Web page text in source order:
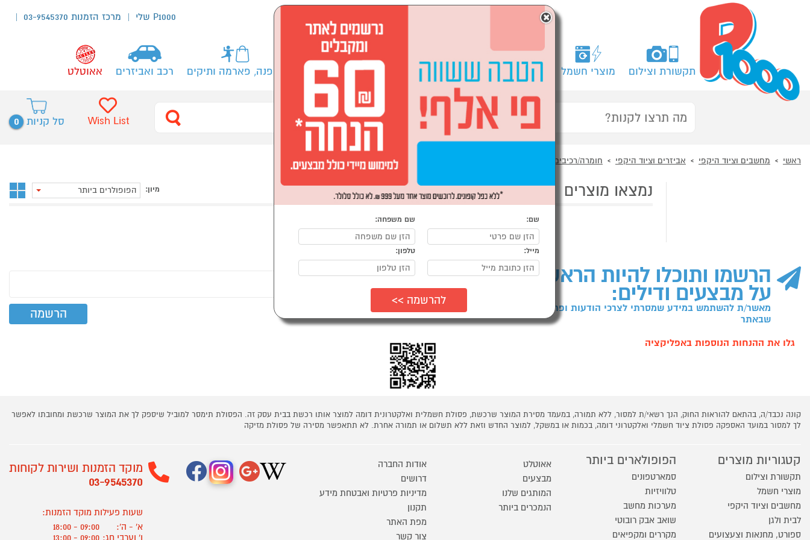
P1000 שלי מרכז הזמנות 03-9545370
תקשורת וצילום מוצרי חשמל מחשבים וציוד היקפי לבית ולגן ספורט, מחנאות וילדים אופנה, פארמה ותיקים רכב ואביזרים אאוטלט
סל קניות 0 Wish List
ראשי מחשבים וציוד היקפי אביזרים וציוד היקפי חומרה/רכיבים למחשב
נמצאו מוצרים מיון: הפופולרים ביותר
הרשמו ותוכלו להיות הראשונים לדעת
על מבצעים ודילים:
מאשר/ת להשתמש במידע שמסרתי לצרכי הודעות ופרסומות כמפורט בתקנון
שבאתר
גלו את ההנחות הנוספות באפליקציה
קונה נכבד/ה, בהתאם להוראות החוק, הנך רשאי/ת למסור, ללא תמורה, במעמד מסירת המוצר שרכשת, פסולת חשמלית ואלקטרונית דומה למוצר אותו רכשת בבית עסק זה. הפסולת תימסר למוביל שיספק לך את המוצר שרכשת ומחובתו לאפשר
לך למסור במועד האספקה פסולת ציוד חשמלי ואלקטרוני דומה, בכמות או במשקל, למוצר החדש וזאת ללא תשלום או תמורה אחרת. לא תתאפשר מסירה של פסולת מזיקה
קטגוריות מוצרים
תקשורת וצילום
מוצרי חשמל
מחשבים וציוד היקפי
לבית ולגן
ספורט, מחנאות וצעצועים
הפופולארים ביותר
סמארטפונים
טלוויזיות
מערכות מחשב
שואב אבק רובוטי
מקררים ומקפיאים
אאוטלט
מבצעים
המותגים שלנו
הנמכרים ביותר
אודות החברה
דרושים
מדיניות פרטיות ואבטחת מידע
תקנון
מפת האתר
צור קשר
מוקד הזמנות ושירות לקוחות
03-9545370
שעות פעילות מוקד הזמנות:
א' - ה':
09:00 - 18:00
ו' וערבי חג: 09:00 - 13:00
×
שם: שם משפחה:
מייל: טלפון: